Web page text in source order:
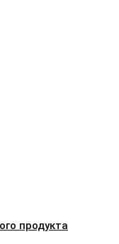
продукта